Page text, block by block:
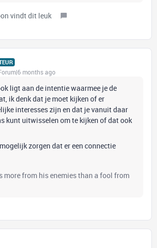
vindt dit leuk
months ago
ligt aan de intentie waarmee je de
ik denk dat je moet kijken of er
interesses zijn en dat je vanuit daar
kunt uitwisselen om te kijken of dat ook
zorgen dat er een connectie
more from his enemies than a fool from